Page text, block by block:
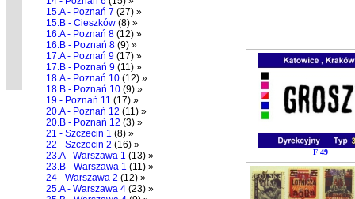
15.A - Poznań 7 (27) »
15.B - Cieszków (8) »
16.A - Poznań 8 (12) »
16.B - Poznań 8 (9) »
17.A - Poznań 9 (17) »
17.B - Poznań 9 (11) »
18.A - Poznań 10 (12) »
18.B - Poznań 10 (9) »
19 - Poznań 11 (17) »
20.A - Poznań 12 (11) »
20.B - Poznań 12 (3) »
21 - Szczecin 1 (8) »
22 - Szczecin 2 (16) »
23.A - Warszawa 1 (13) »
23.B - Warszawa 1 (11) »
24 - Warszawa 2 (12) »
25.A - Warszawa 4 (23) »
F 49